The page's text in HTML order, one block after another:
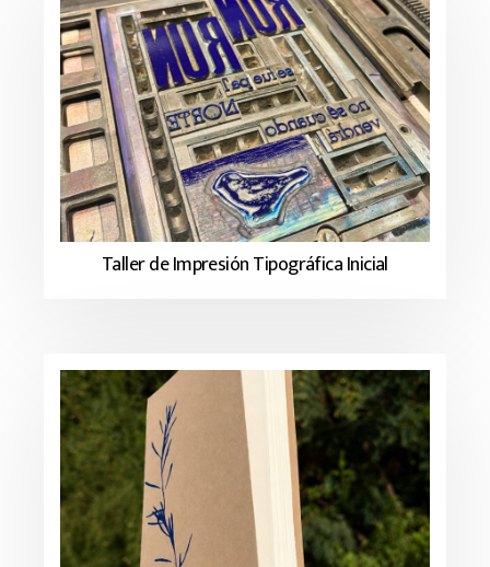
Taller de Impresión Tipográfica Inicial